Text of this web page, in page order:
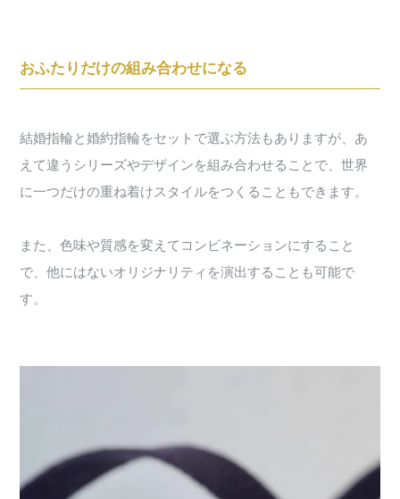
おふたりだけの組み合わせになる
結婚指輪と婚約指輪をセットで選ぶ方法もありますが、あ
えて違うシリーズやデザインを組み合わせることで、世界
に一つだけの重ね着けスタイルをつくることもできます。
また、色味や質感を変えてコンビネーションにすること
で、他にはないオリジナリティを演出することも可能で
す。